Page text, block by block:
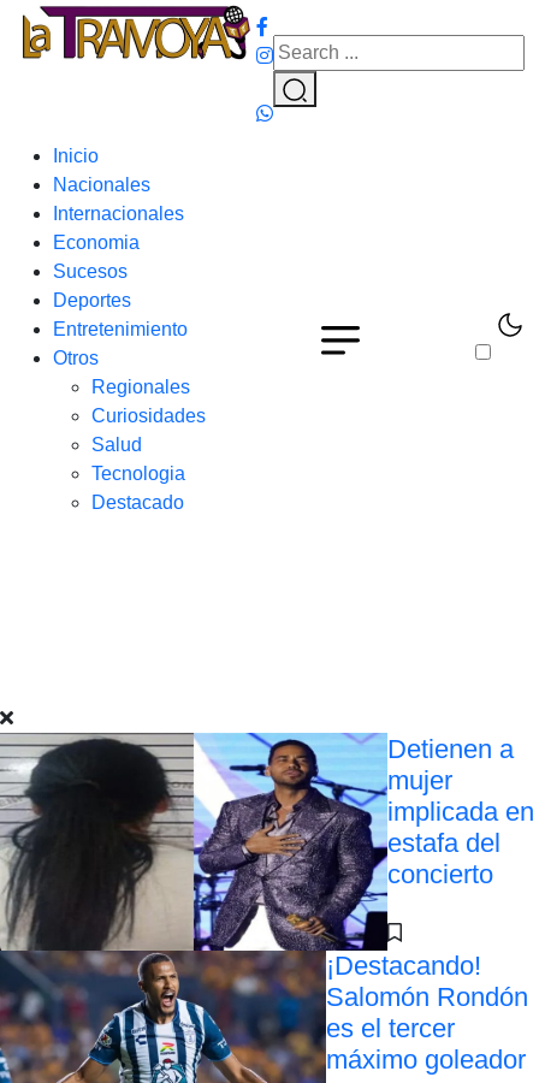
Inicio
Nacionales
Internacionales
Economia
Sucesos
Deportes
Entretenimiento
Otros
Regionales
Curiosidades
Salud
Tecnologia
Destacado
Detienen a
mujer
implicada en
estafa del
concierto
¡Destacando!
Salomón Rondón
es el tercer
máximo goleador